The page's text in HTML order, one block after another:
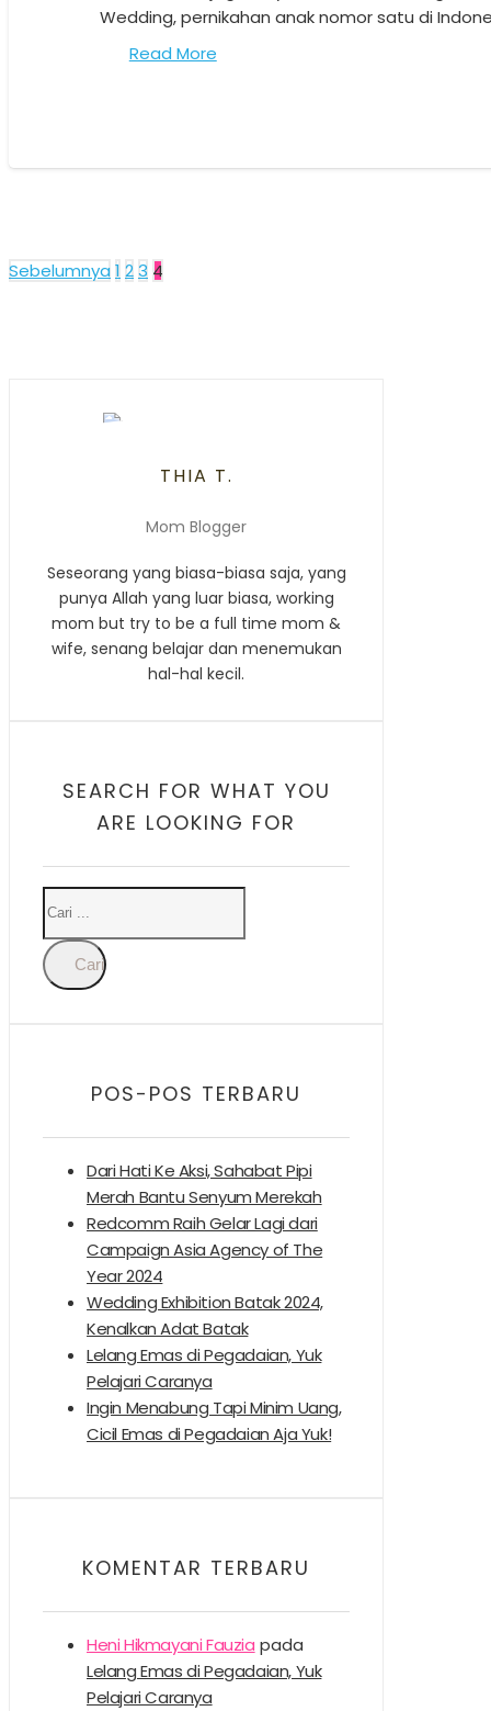
Wedding, pernikahan anak nomor satu di
Read More
Paginasi
Sebelumnya 1 23 4
THIA T.
Mom Blogger
Seseorang yang biasa-biasa saja, yang
punya Allah yang luar biasa, working
mom but try to be a full time mom &
wife, senang belajar dan menemukan
hal-hal kecil.
SEARCH FOR WHAT YOU
ARE LOOKING FOR
Cari
POS-POS TERBARU
Dari Hati Ke Aksi, Sahabat Pipi
Merah Bantu Senyum Merekah
Redcomm Raih Gelar Lagi dari
Campaign Asia Agency of The
Year 2024
Wedding Exhibition Batak 2024,
Kenalkan Adat Batak
Lelang Emas di Pegadaian, Yuk
Pelajari Caranya
Ingin Menabung Tapi Minim Uang,
Cicil Emas di Pegadaian Aja Yuk!
KOMENTAR TERBARU
Heni Hikmayani Fauzia pada
Lelang Emas di Pegadaian, Yuk
Pelajari Caranya